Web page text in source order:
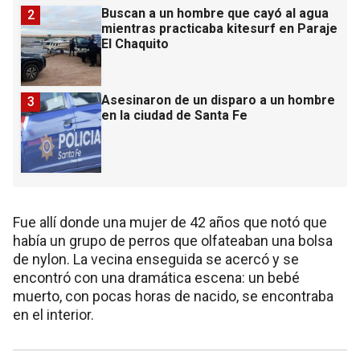
Buscan a un hombre que cayó al agua
mientras practicaba kitesurf en Paraje
El Chaquito
2
Asesinaron de un disparo a un hombre
en la ciudad de Santa Fe
3
Fue allí donde una mujer de 42 años que notó que
había un grupo de perros que olfateaban una bolsa
de nylon. La vecina enseguida se acercó y se
encontró con una dramática escena: un bebé
muerto, con pocas horas de nacido, se encontraba
en el interior.